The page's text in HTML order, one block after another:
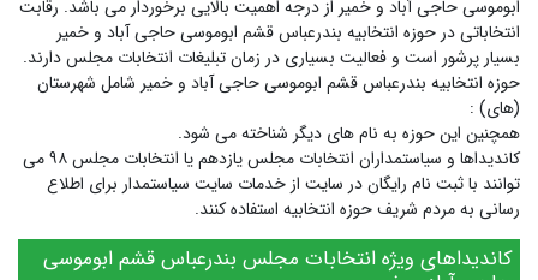
ابوموسی حاجی آباد و خمیر از درجه اهمیت بالایی برخوردار می باشد. رقابت
انتخاباتی در حوزه انتخابیه بندرعباس قشم ابوموسی حاجی آباد و خمیر
بسیار پرشور است و فعالیت بسیاری در زمان تبلیغات انتخابات مجلس دارند.
حوزه انتخابیه بندرعباس قشم ابوموسی حاجی آباد و خمیر شامل شهرستان
(های) :
همچنین این حوزه به نام های دیگر شناخته می شود.
کاندیداها و سیاستمداران انتخابات مجلس یازدهم یا انتخابات مجلس ۹۸ می
توانند با ثبت نام رایگان در سایت از خدمات سایت سیاستمدار برای اطلاع
رسانی به مردم شریف حوزه انتخابیه استفاده کنند.
کاندیداهای ویژه انتخابات مجلس بندرعباس قشم ابوموسی